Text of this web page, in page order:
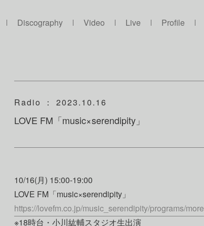
Discography Video Live Profile
Radio ： 2023.10.16
LOVE FM「music×serendipity」
10/16(月) 15:00-19:00
LOVE FM「music×serendipity」
https://lovefm.co.jp/music_serendipity/programs/more
※18時台・小川紘輔スタジオ生出演